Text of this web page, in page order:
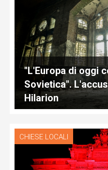
"L'Europa di oggi
Sovietica".
Hilarion
CHIESE LOCALI